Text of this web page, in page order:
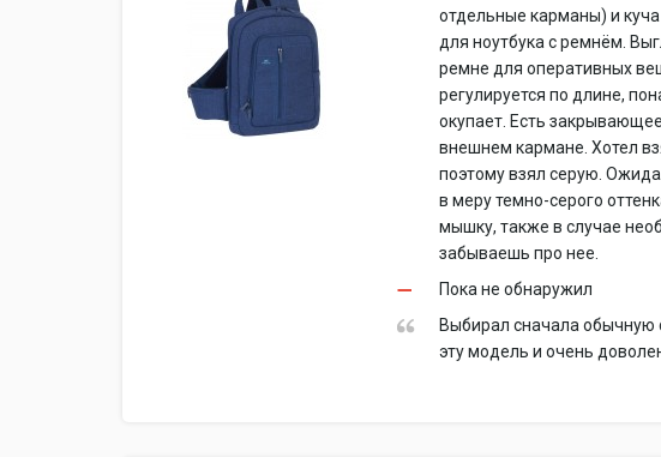
отдельные карманы) и
для ноутбука с ремнём.
ремне для оперативных
регулируется по длине,
окупает. Есть
внешнем кармане. Хотел
поэтому взял серую.
в меру темно-серого
мышку, также в случае
забываешь про нее.
Пока не обнаружил
Выбирал сначала обычную
эту модель и очень